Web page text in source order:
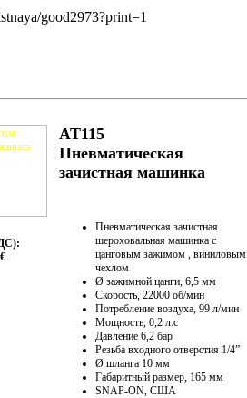
good2973?print=1
€
AT115
Пневматическая
зачистная машинка
Пневматическая зачистная
шероховальная машинка с
цанговым зажимом , виниловым
чехлом
Ø зажимной цанги, 6,5 мм
Cкорость, 22000 об/мин
Потребление воздуха, 99 л/мин
Мощность, 0,2 л.с
Давление 6,2 бар
Резьба входного отверстия 1/4”
Ø шланга 10 мм
Габаритный размер, 165 мм
SNAP-ON, США